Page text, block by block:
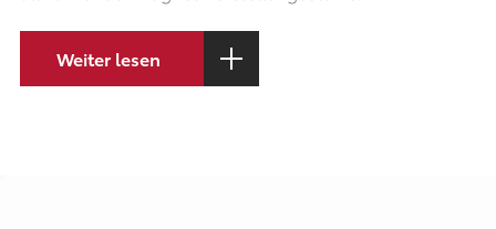
Weiter lesen